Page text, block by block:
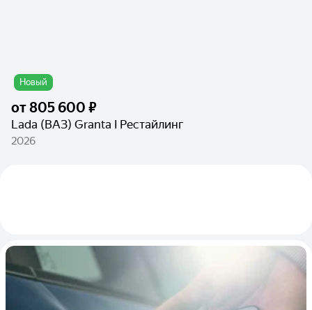
Новый
от805 600 ₽
Lada (ВАЗ) Granta I Рестайлинг
2026